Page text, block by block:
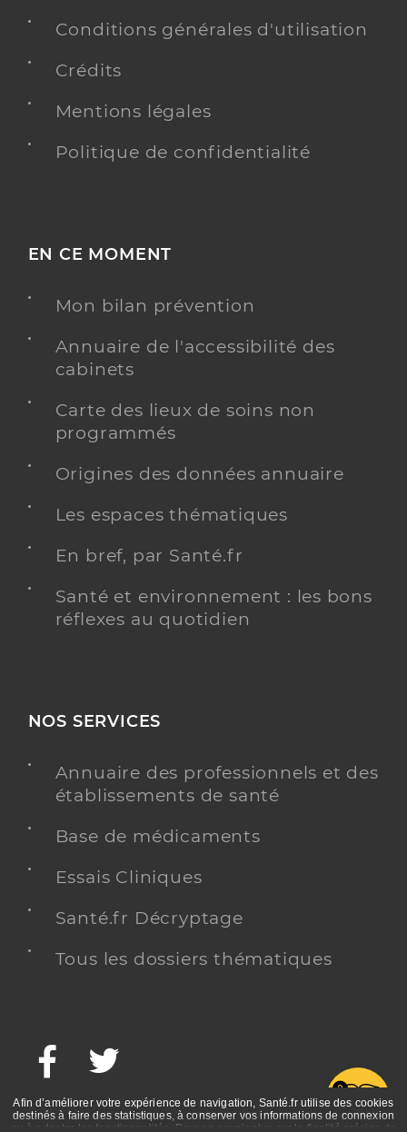
Conditions générales d'utilisation
Crédits
Mentions légales
Politique de confidentialité
EN CE MOMENT
Mon bilan prévention
Annuaire de l'accessibilité des
cabinets
Carte des lieux de soins non
programmés
Origines des données annuaire
Les espaces thématiques
En bref, par Santé.fr
Santé et environnement : les bons
réflexes au quotidien
NOS SERVICES
Annuaire des professionnels et des
établissements de santé
Base de médicaments
Essais Cliniques
Santé.fr Décryptage
Tous les dossiers thématiques
Facebook
Afin d’améliorer votre expérience de navigation, Santé.fr utilise des cookies
destinés à faire des statistiques, à conserver vos informations de connexion
ou à adapter les fonctionnalités. Pour en savoir plus sur la finalité précise de